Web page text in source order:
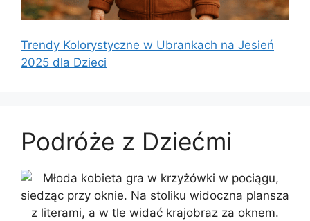
Trendy Kolorystyczne w Ubrankach na Jesień
2025 dla Dzieci
Podróże z Dziećmi